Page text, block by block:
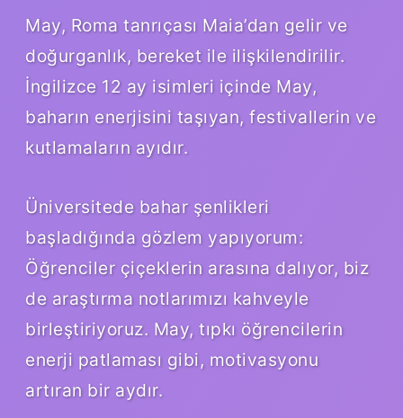
May, Roma tanrıçası Maia’dan gelir ve
doğurganlık, bereket ile ilişkilendirilir.
İngilizce 12 ay isimleri içinde May,
baharın enerjisini taşıyan, festivallerin ve
kutlamaların ayıdır.
Üniversitede bahar şenlikleri
başladığında gözlem yapıyorum:
Öğrenciler çiçeklerin arasına dalıyor, biz
de araştırma notlarımızı kahveyle
birleştiriyoruz. May, tıpkı öğrencilerin
enerji patlaması gibi, motivasyonu
artıran bir aydır.